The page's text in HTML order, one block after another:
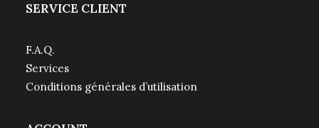
SERVICE CLIENT
F.A.Q.
Services
Conditions générales d’utilisation